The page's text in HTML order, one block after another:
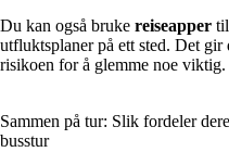
Du kan også bruke reiseapper
utfluktsplaner på ett sted. Det gir
risikoen for å glemme noe viktig.
Sammen på tur: Slik fordeler
busstur